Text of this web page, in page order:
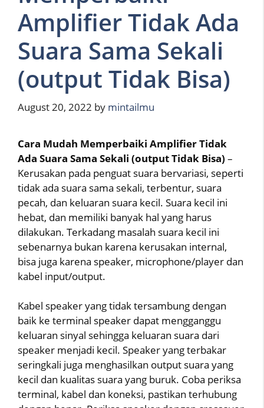
Amplifier Tidak Ada
Suara Sama Sekali
(output Tidak Bisa)
August 20, 2022 by mintailmu
Cara Mudah Memperbaiki Amplifier Tidak
Ada Suara Sama Sekali (output Tidak Bisa) –
Kerusakan pada penguat suara bervariasi, seperti
tidak ada suara sama sekali, terbentur, suara
pecah, dan keluaran suara kecil. Suara kecil ini
hebat, dan memiliki banyak hal yang harus
dilakukan. Terkadang masalah suara kecil ini
sebenarnya bukan karena kerusakan internal,
bisa juga karena speaker, microphone/player dan
kabel input/output.
Kabel speaker yang tidak tersambung dengan
baik ke terminal speaker dapat mengganggu
keluaran sinyal sehingga keluaran suara dari
speaker menjadi kecil. Speaker yang terbakar
seringkali juga menghasilkan output suara yang
kecil dan kualitas suara yang buruk. Coba periksa
terminal, kabel dan koneksi, pastikan terhubung